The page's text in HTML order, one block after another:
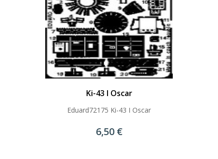
Ki-43 I Oscar
Eduard72175 Ki-43 I Oscar
6,50 €